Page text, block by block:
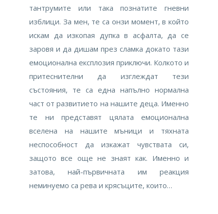
тантрумите или така познатите гневни
изблици. За мен, те са онзи момент, в който
искам да изкопая дупка в асфалта, да се
заровя и да дишам през сламка докато тази
емоционална експлозия приключи. Колкото и
притеснителни да изглеждат тези
състояния, те са една напълно нормална
част от развитието на нашите деца. Именно
те ни представят цялата емоционална
вселена на нашите мъници и тяхната
неспособност да изкажат чувствата си,
защото все още не знаят как. Именно и
затова, най-първичната им реакция
неминуемо са рева и крясъците, които…